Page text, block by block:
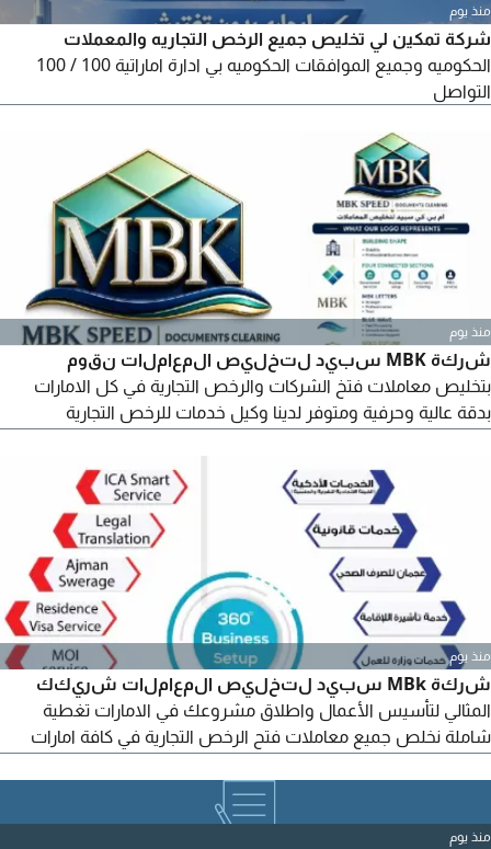
منذ يوم
شركة تمكين لي تخليص جميع الرخص التجاريه والمعملات
الحكوميه وجميع الموافقات الحكوميه بي ادارة اماراتية 100 / 100
التواصل
منذ يوم
شركة MBK سبيد لتخليص المعاملات نقوم
بتخليص معاملات فتخ الشركات والرخص التجارية في كل الامارات
بدقة عالية وحرفية ومتوفر لدينا وكيل خدمات للرخص التجارية
خدمات وتحتاج الى تخليص معاملات فتح رخصة تجارية لك تواصل معي
منذ يوم
شركة MBk سبيد لتخليص المعاملات شريكك
المثالي لتأسيس الأعمال واطلاق مشروعك في الامارات تغطية
شاملة نخلص جميع معاملات فتح الرخص التجارية في كافة امارات
لجميع أنواع الرخص التجارية. سرعة وكفاءة نضمن لك انهاء الاجراءات
بأسرع وقت وأقل جهد. دعم مستمر نرافقك من خطوة الفكرة وحتى
اصدار الرخصة وبدء النشاط. للتواصل
منذ يوم